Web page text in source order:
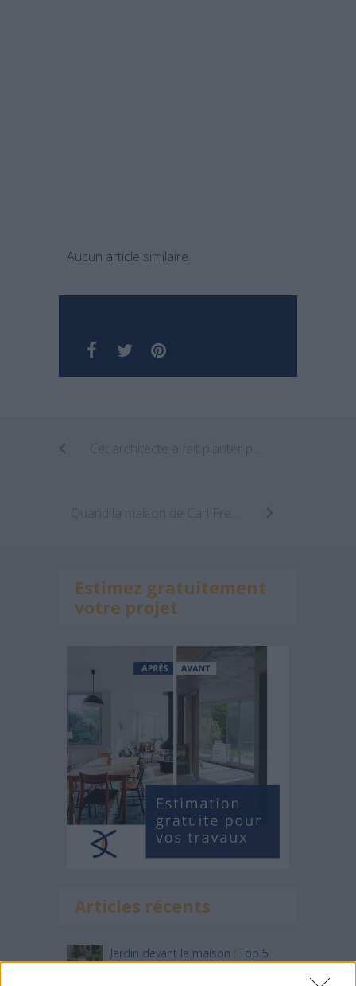
Aucun article similaire.
Estimez gratuitement
votre projet
Articles récents
Jardin devant la maison : Top 5